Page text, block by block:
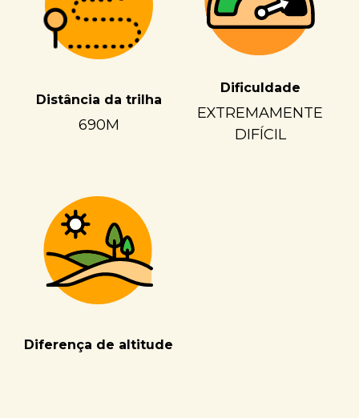
Distância da trilha
690M
Dificuldade
EXTREMAMENTE
DIFÍCIL
Diferença de altitude